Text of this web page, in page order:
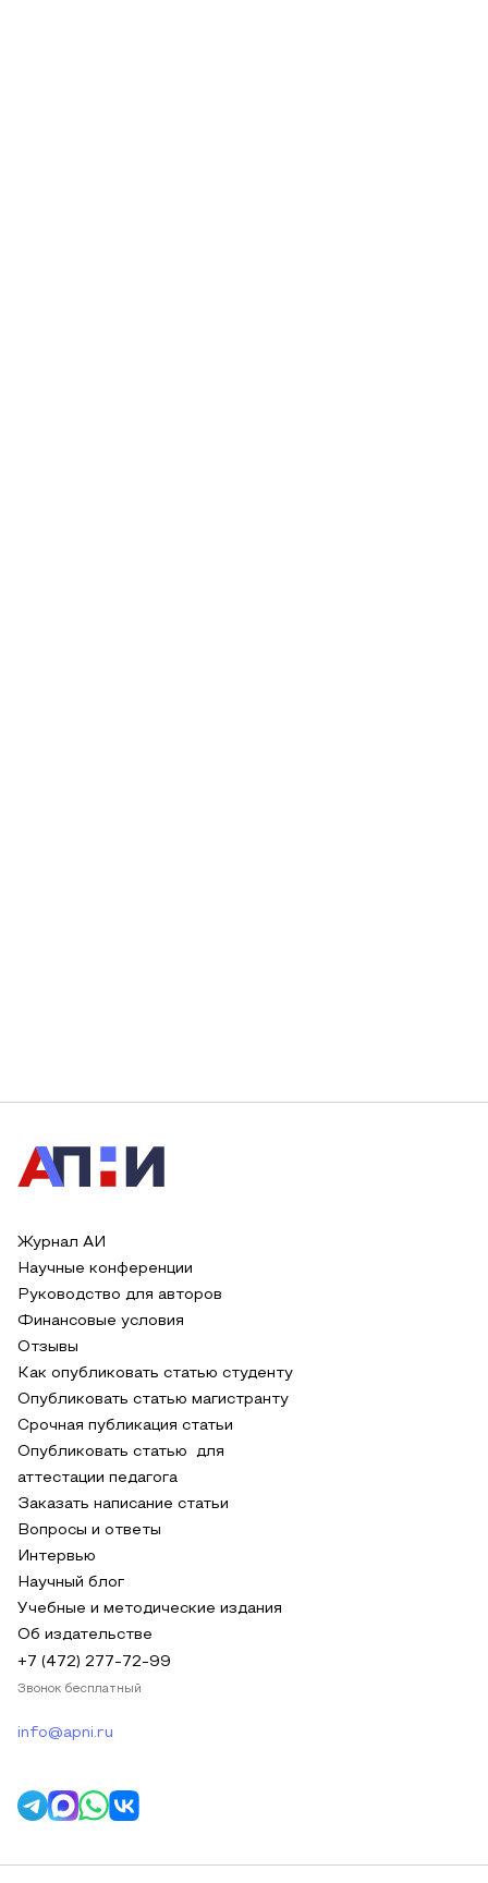
Журнал АИ
Научные конференции
Руководство для авторов
Финансовые условия
Отзывы
Как опубликовать статью студенту
Опубликовать статью магистранту
Срочная публикация статьи
Опубликовать статью для
аттестации педагога
Заказать написание статьи
Вопросы и ответы
Интервью
Научный блог
Учебные и методические издания
Об издательстве
+7 (472) 277-72-99
Звонок бесплатный
info@apni.ru